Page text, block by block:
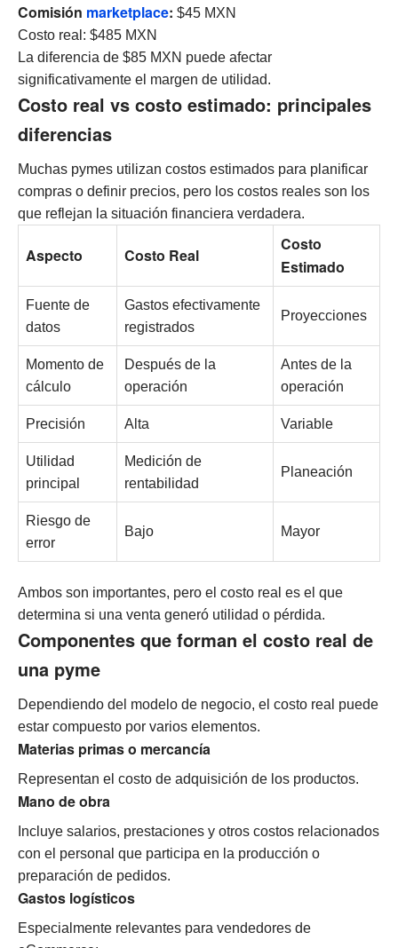
Comisión marketplace: $45 MXN
Costo real: $485 MXN
La diferencia de $85 MXN puede afectar
significativamente el margen de utilidad.
Costo real vs costo estimado: principales
diferencias
Muchas pymes utilizan costos estimados para planificar
compras o definir precios, pero los costos reales son los
que reflejan la situación financiera verdadera.
Aspecto Costo Real
Costo
Estimado
Fuente de
datos
Gastos efectivamente
registrados
Proyecciones
Momento de
cálculo
Después de la
operación
Antes de la
operación
Precisión Alta Variable
Utilidad
principal
Medición de
rentabilidad
Planeación
Riesgo de
error
Bajo Mayor
Ambos son importantes, pero el costo real es el que
determina si una venta generó utilidad o pérdida.
Componentes que forman el costo real de
una pyme
Dependiendo del modelo de negocio, el costo real puede
estar compuesto por varios elementos.
Materias primas o mercancía
Representan el costo de adquisición de los productos.
Mano de obra
Incluye salarios, prestaciones y otros costos relacionados
con el personal que participa en la producción o
preparación de pedidos.
Gastos logísticos
Especialmente relevantes para vendedores de